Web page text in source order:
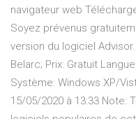
navigateur web
Soyez prévenus
version du logiciel
Belarc; Prix: Gratuit
Système: Windows XP/
15/05/2020 à 13:33 Note: